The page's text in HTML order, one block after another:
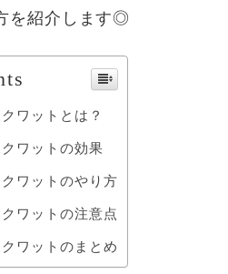
を紹介します◎
ワットとは？
ワットの効果
ワットのやり方
ワットの注意点
ワットのまとめ